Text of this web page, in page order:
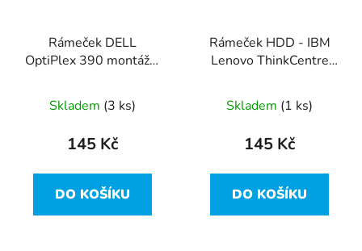
Rámeček DELL
OptiPlex 390 montážní
1B31DQQ00
Skladem (3 ks)
145 Kč
DO KOŠÍKU
Rámeček HDD - IBM
Lenovo ThinkCentre
M00000030-100B7
Skladem (1 ks)
145 Kč
DO KOŠÍKU